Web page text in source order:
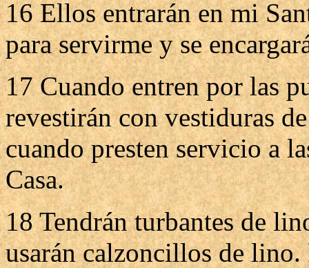
16 Ellos entrarán en mi
para servirme y se
17 Cuando entren por las
revestirán con vestiduras
cuando presten servicio a
Casa.
18 Tendrán turbantes de
usarán calzoncillos de lino.